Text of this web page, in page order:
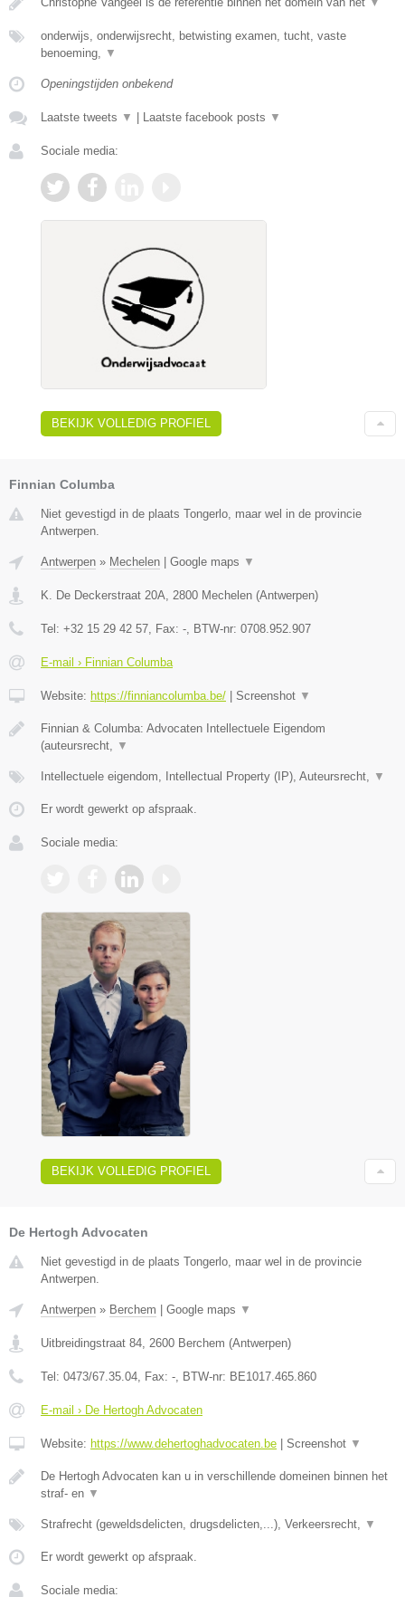
onderwijs, onderwijsrecht, betwisting examen, tucht, vaste
benoeming,
▼
Openingstijden onbekend
Laatste tweets ▼ Laatste facebook posts ▼
Sociale media:
BEKIJK VOLLEDIG PROFIEL
Finnian Columba
Niet gevestigd in de plaats Tongerlo, maar wel in de provincie
Antwerpen.
Antwerpen » Mechelen Google maps ▼
K. De Deckerstraat 20A, 2800 Mechelen (Antwerpen)
Tel: +32 15 29 42 57, Fax: -, BTW-nr: 0708.952.907
E-mail › Finnian Columba
Website: https://finniancolumba.be/ Screenshot ▼
Finnian & Columba: Advocaten Intellectuele Eigendom
(auteursrecht, ▼
Intellectuele eigendom, Intellectual Property (IP), Auteursrecht, ▼
Er wordt gewerkt op afspraak.
Sociale media:
BEKIJK VOLLEDIG PROFIEL
De Hertogh Advocaten
Niet gevestigd in de plaats Tongerlo, maar wel in de provincie
Antwerpen.
Antwerpen » Berchem Google maps ▼
Uitbreidingstraat 84, 2600 Berchem (Antwerpen)
Tel: 0473/67.35.04, Fax: -, BTW-nr: BE1017.465.860
E-mail › De Hertogh Advocaten
Website: https://www.dehertoghadvocaten.be Screenshot ▼
De Hertogh Advocaten kan u in verschillende domeinen binnen het
straf- en ▼
Strafrecht (geweldsdelicten, drugsdelicten,...), Verkeersrecht, ▼
Er wordt gewerkt op afspraak.
Sociale media: